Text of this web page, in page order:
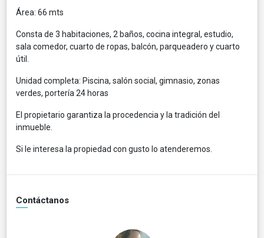
Área: 66 mts
Consta de 3 habitaciones, 2 baños, cocina integral, estudio,
sala comedor, cuarto de ropas, balcón, parqueadero y cuarto
útil.
Unidad completa: Piscina, salón social, gimnasio, zonas
verdes, portería 24 horas
El propietario garantiza la procedencia y la tradición del
inmueble.
Si le interesa la propiedad con gusto lo atenderemos.
Contáctanos